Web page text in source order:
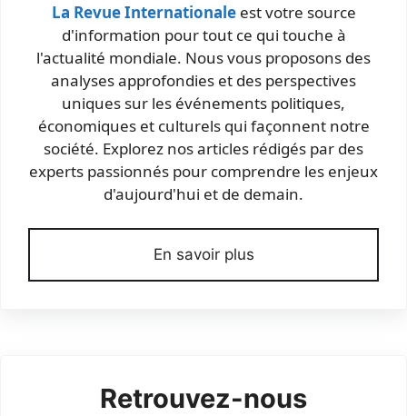
La Revue Internationaleest votre source
d'information pour tout ce qui touche à
l'actualité mondiale. Nous vous proposons des
analyses approfondies et des perspectives
uniques sur les événements politiques,
économiques et culturels qui façonnent notre
société. Explorez nos articles rédigés par des
experts passionnés pour comprendre les enjeux
d'aujourd'hui et de demain.
En savoir plus
Retrouvez-nous